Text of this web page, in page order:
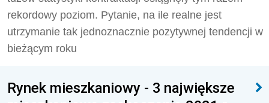
rekordowy poziom. Pytanie, na ile realne jest
utrzymanie tak jednoznacznie pozytywnej tendencji w
bieżącym roku
Rynek mieszkaniowy - 3 największe